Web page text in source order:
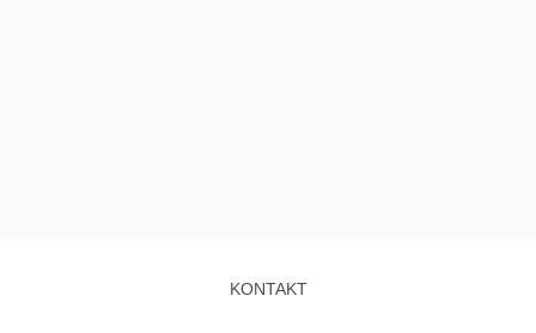
KONTAKT